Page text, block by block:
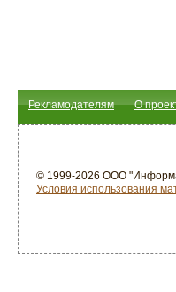
Рекламодателям О
© 1999-2026 ООО
Условия использования